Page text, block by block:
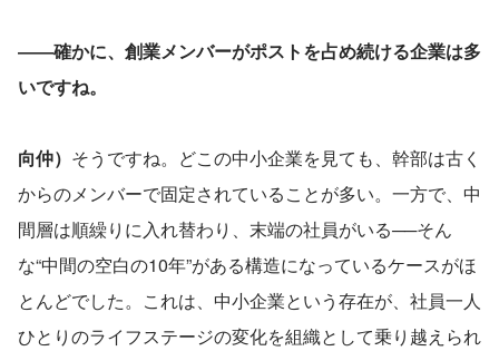
――確かに、創業メンバーがポストを占め続ける企業は多
いですね。
向仲） そうですね。どこの中⼩企業を⾒ても、幹部は古く
からのメンバーで固定されていることが多い。⼀⽅で、中
間層は順繰りに⼊れ替わり、末端の社員がいる──そん
な“中間の空⽩の10年”がある構造になっているケースがほ
とんどでした。これは、中⼩企業という存在が、社員⼀⼈
ひとりのライフステージの変化を組織として乗り越えられ